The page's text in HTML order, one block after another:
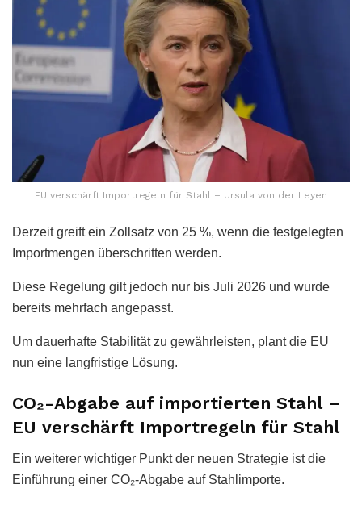
EU verschärft Importregeln für Stahl – Ursula von der Leyen
Derzeit greift ein Zollsatz von 25 %, wenn die festgelegten
Importmengen überschritten werden.
Diese Regelung gilt jedoch nur bis Juli 2026 und wurde
bereits mehrfach angepasst.
Um dauerhafte Stabilität zu gewährleisten, plant die EU
nun eine langfristige Lösung.
CO₂-Abgabe auf importierten Stahl –
EU verschärft Importregeln für Stahl
Ein weiterer wichtiger Punkt der neuen Strategie ist die
Einführung einer CO₂-Abgabe auf Stahlimporte.